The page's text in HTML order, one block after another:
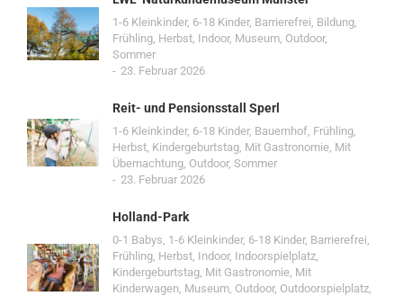
1-6 Kleinkinder, 6-18 Kinder, Barrierefrei, Bildung,
Frühling, Herbst, Indoor, Museum, Outdoor,
Sommer
23. Februar 2026
Reit- und Pensionsstall Sperl
1-6 Kleinkinder, 6-18 Kinder, Bauernhof, Frühling,
Herbst, Kindergeburtstag, Mit Gastronomie, Mit
Übernachtung, Outdoor, Sommer
23. Februar 2026
Holland-Park
0-1 Babys, 1-6 Kleinkinder, 6-18 Kinder, Barrierefrei,
Frühling, Herbst, Indoor, Indoorspielplatz,
Kindergeburtstag, Mit Gastronomie, Mit
Kinderwagen, Museum, Outdoor, Outdoorspielplatz,